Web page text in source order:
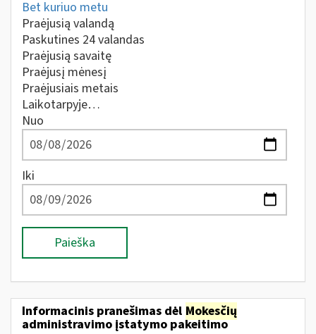
Bet kuriuo metu
Praėjusią valandą
Paskutines 24 valandas
Praėjusią savaitę
Praėjusį mėnesį
Praėjusiais metais
Laikotarpyje…
Nuo
Iki
Paieška
Informacinis pranešimas dėl Mokesčių
administravimo įstatymo pakeitimo